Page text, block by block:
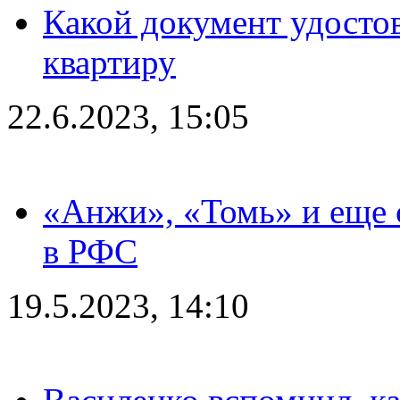
Какой документ
квартиру
22.6.2023, 15:05
«Анжи», «Томь» и еще
в РФС
19.5.2023, 14:10